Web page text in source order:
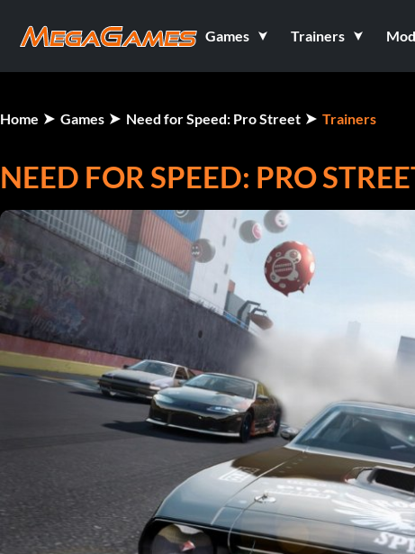
Games Trainers
Home Games Need for Speed: Pro Street Trainers
NEED FOR SPEED: PRO